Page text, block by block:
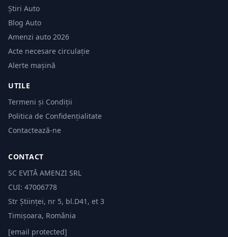
Știri Auto
Blog Auto
Amenzi auto 2026
Acte necesare circulație
Alerte mașină
UTILE
Termeni și Condiții
Politica de Confidențialitate
Contactează-ne
CONTACT
SC EVITĂ AMENZI SRL
CUI: 47006778
Str Științei, nr 5, bl.D41, et 3
Timișoara, România
[email protected]